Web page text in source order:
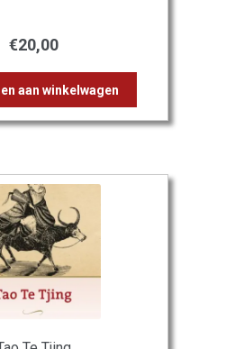
€20,00
aan winkelwagen